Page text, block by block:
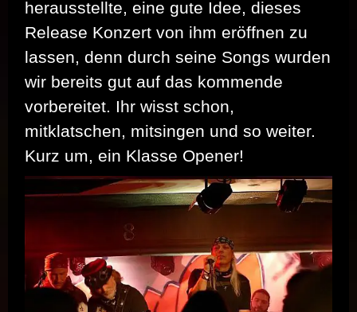
herausstellte, eine gute Idee, dieses
Release Konzert von ihm eröffnen zu
lassen, denn durch seine Songs wurden
wir bereits gut auf das kommende
vorbereitet. Ihr wisst schon,
mitklatschen, mitsingen und so weiter.
Kurz um, ein Klasse Opener!